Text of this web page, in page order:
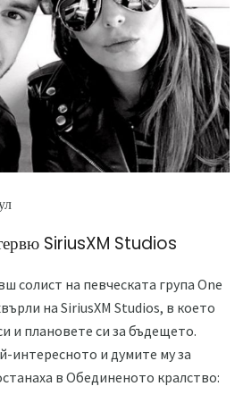
SiriusXM Studios
солист на певческата група One
на SiriusXM Studios, в което
и плановете си за бъдещето.
интересното и думите му за
в Обединеното кралство: